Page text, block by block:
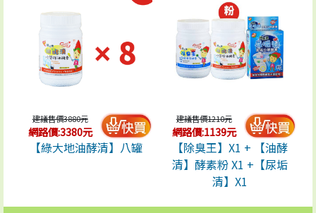
建議售價3880元
網路價:3380元
【綠大地油酵清】八罐
建議售價1210元
網路價:1139元
【除臭王】X1 + 【油酵
清】酵素粉 X1 +【尿垢
清】X1